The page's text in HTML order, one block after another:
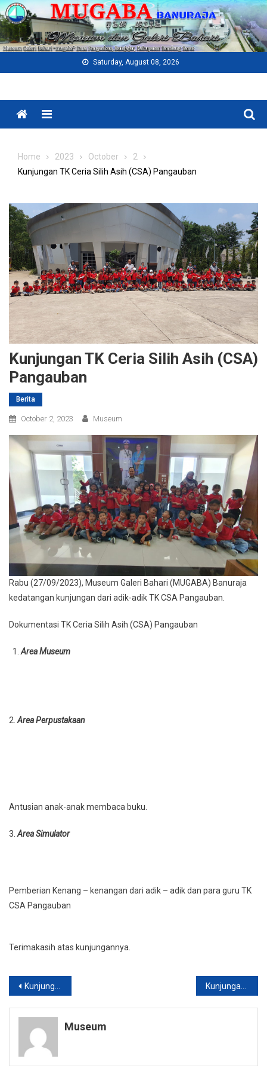
Skip
to
content
Saturday, August 08, 2026
Menu
Home 2023 October
2
Kunjungan TK Ceria Silih Asih (CSA) Pangauban
Kunjungan TK Ceria Silih Asih (CSA)
Pangauban
Berita
October 2, 2023 Museum
Rabu (27/09/2023), Museum Galeri Bahari (MUGABA) Banuraja
kedatangan kunjungan dari adik-adik TK CSA Pangauban.
Dokumentasi TK Ceria Silih Asih (CSA) Pangauban
Area Museum
2.Area Perpustakaan
Antusian anak-anak membaca buku.
3.Area Simulator
Pemberian Kenang – kenangan dari adik – adik dan para guru TK
CSA Pangauban
Terimakasih atas kunjungannya.
Post
navigation
Kunjungan Istri dari Letjen TNI Tatang Sulaiman selaku Wakasad periode 2017-2020 Kunjungan Outing Class RA AS-SALAAM Pangauban
Museum